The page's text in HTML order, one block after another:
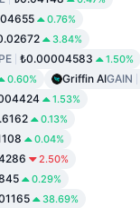
0.76%
3.84%
₺0.00004583 1.50%
0.60% Griffin AIGAIN
1.53%
0.13%
0.04%
2.50%
0.29%
38.69%